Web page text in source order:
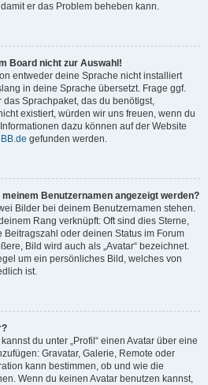
er das Problem beheben kann.
Board nicht zur Auswahl!
entweder deine Sprache nicht installiert
in deine Sprache übersetzt. Frage ggf.
Sprachpaket, das du benötigst,
existiert, würden wir uns freuen, wenn du
dazu können auf der Website
gefunden werden.
Benutzernamen angezeigt werden?
Bilder bei deinem Benutzernamen stehen.
Rang verknüpft: Oft sind dies Sterne,
Beitragszahl oder deinen Status im Forum
Bild wird auch als „Avatar“ bezeichnet.
um ein persönliches Bild, welches von
ist.
du unter „Profil“ einen Avatar über eine
Gravatar, Galerie, Remote oder
kann bestimmen, ob und wie die
Wenn du keinen Avatar benutzen kannst,